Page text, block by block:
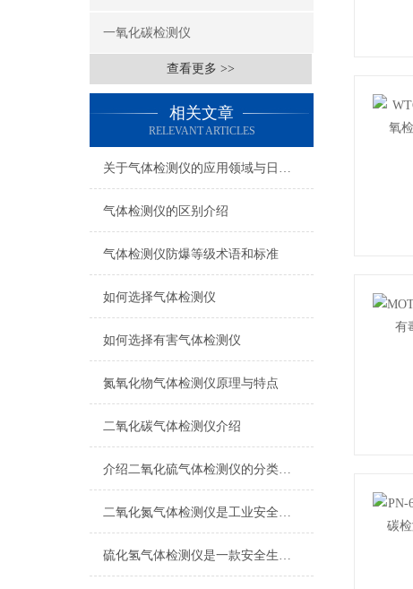
一氧化碳检测仪
查看更多 >>
相关文章
RELEVANT ARTICLES
关于气体检测仪的应用领域与日常注意事项
气体检测仪的区别介绍
气体检测仪防爆等级术语和标准
如何选择气体检测仪
如何选择有害气体检测仪
氮氧化物气体检测仪原理与特点
二氧化碳气体检测仪介绍
介绍二氧化硫气体检测仪的分类和优势
二氧化氮气体检测仪是工业安全生产中*的防护设备
硫化氢气体检测仪是一款安全生产的重要监测仪表